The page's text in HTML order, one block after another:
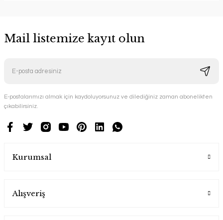
Mail listemize kayıt olun
E-postalarımızı almak için kaydoluyorsunuz ve dilediğiniz zaman abonelikten
çıkabilirsiniz.
Kurumsal
Alışveriş